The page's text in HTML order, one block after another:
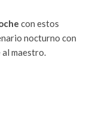
con estos
nocturno con
al maestro.